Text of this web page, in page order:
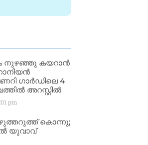
നുഴഞ്ഞു കയറാൻ
ഗാർഡിലെ 4
അറസ്റ്റിൽ
pm
കൊന്നു;
യുവാവ്